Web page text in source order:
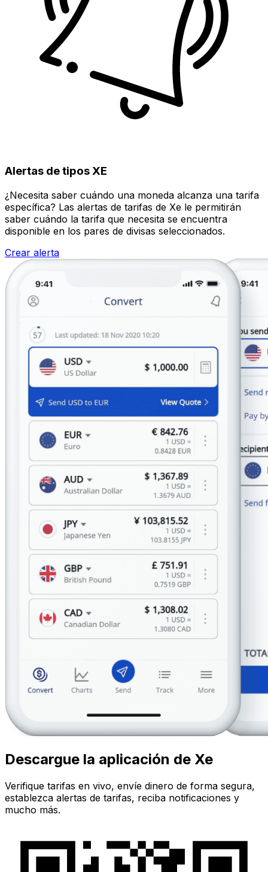
Alertas de tipos XE
¿Necesita saber cuándo una moneda alcanza una tarifa
específica? Las alertas de tarifas de Xe le permitirán
saber cuándo la tarifa que necesita se encuentra
disponible en los pares de divisas seleccionados.
Crear alerta
Descargue la aplicación de Xe
Verifique tarifas en vivo, envíe dinero de forma segura,
establezca alertas de tarifas, reciba notificaciones y
mucho más.